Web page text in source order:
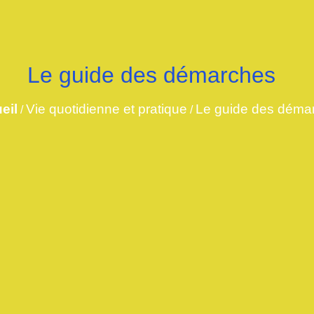
Le guide des démarches
/Vie quotidienne et pratique / Le guide des